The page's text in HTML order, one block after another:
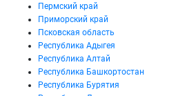
Пермский край
Приморский край
Псковская область
Республика Адыгея
Республика Алтай
Республика Башкортостан
Республика Бурятия